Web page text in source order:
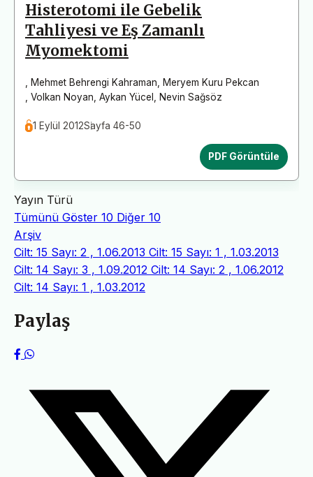
Histerotomi ile Gebelik
Tahliyesi ve Eş Zamanlı
Myomektomi
Mehmet Behrengi Kahraman
Meryem Kuru Pekcan
Volkan Noyan Aykan Yücel Nevin Sağsöz
1 Eylül 2012Sayfa 46-50
PDF Görüntüle
Yayın Türü
Tümünü Göster 10 Diğer 10
Arşiv
Cilt: 15 Sayı: 2 , 1.06.2013 Cilt: 15 Sayı: 1 , 1.03.2013
Cilt: 14 Sayı: 3 , 1.09.2012 Cilt: 14 Sayı: 2 , 1.06.2012
Cilt: 14 Sayı: 1 , 1.03.2012
Paylaş